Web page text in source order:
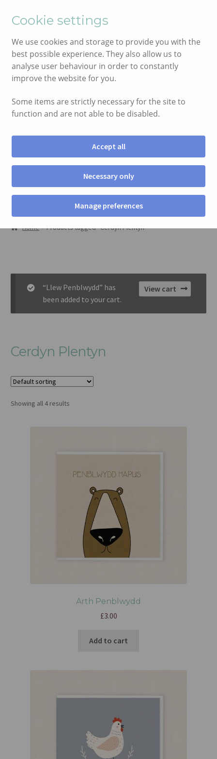
to
navigation
to
content
Menu
SIOP
CHECKOUT
CYSYLLTU
Home Products tagged “Cerdyn Plentyn”
View cart
“Llew Penblwydd” has
been added to your cart.
Cerdyn Plentyn
Showing all 4 results
Arth Penblwydd
£3.00
Add to cart
Cookie settings
We use cookies and storage to provide you with the
best possible experience. They also allow us to
analyse user behaviour in order to constantly
improve the website for you.
Some items are strictly necessary for the site to
function and are not able to be disabled.
Accept all
Necessary only
Manage preferences